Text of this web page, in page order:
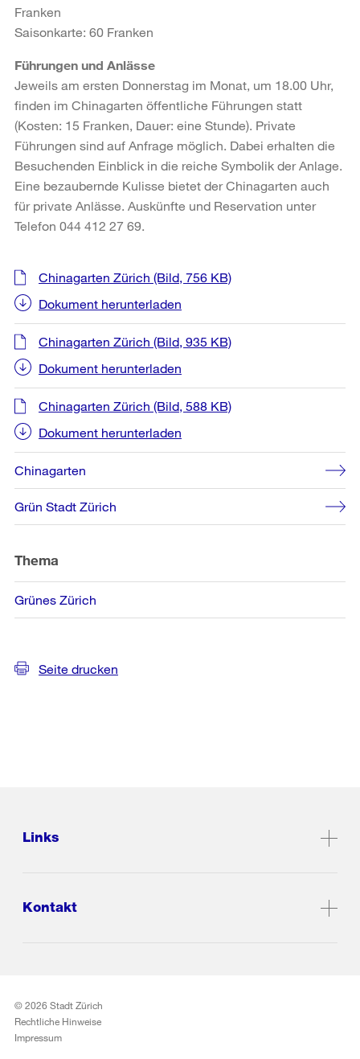
Franken
Saisonkarte: 60 Franken
Führungen und Anlässe
Jeweils am ersten Donnerstag im Monat, um 18.00 Uhr,
finden im Chinagarten öffentliche Führungen statt
(Kosten: 15 Franken, Dauer: eine Stunde). Private
Führungen sind auf Anfrage möglich. Dabei erhalten die
Besuchenden Einblick in die reiche Symbolik der Anlage.
Eine bezaubernde Kulisse bietet der Chinagarten auch
für private Anlässe. Auskünfte und Reservation unter
Telefon 044 412 27 69.
Weitere
Informationen
Chinagarten Zürich (Bild, 756 KB)
Dokument herunterladen
Chinagarten Zürich (Bild, 935 KB)
Dokument herunterladen
Chinagarten Zürich (Bild, 588 KB)
Dokument herunterladen
Chinagarten
Grün Stadt Zürich
Thema
Grünes Zürich
Seite drucken
Links
Kontakt
© 2026 Stadt Zürich
Rechtliche Hinweise
Impressum